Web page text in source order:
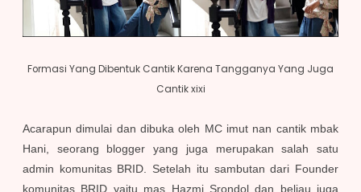
Formasi Yang Dibentuk Cantik Karena Tangganya Yang Juga
Cantik xixi
Acarapun dimulai dan dibuka oleh MC imut nan cantik mbak
Hani, seorang blogger yang juga merupakan salah satu
admin komunitas BRID. Setelah itu sambutan dari Founder
komunitas BRID yaitu mas Hazmi Srondol dan beliau juga